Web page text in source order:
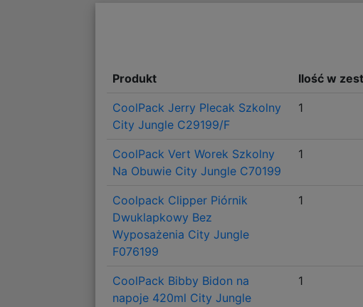
Produkt Ilość w
CoolPack Jerry Plecak Szkolny
City Jungle C29199/F
1
CoolPack Vert Worek Szkolny
Na Obuwie City Jungle C70199
1
Coolpack Clipper Piórnik
Dwuklapkowy Bez
Wyposażenia City Jungle
F076199
1
CoolPack Bibby Bidon na
napoje 420ml City Jungle
1